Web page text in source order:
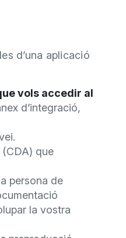
d’una aplicació
vols accedir al
d’integració,
(CDA) que
persona de
la vostra